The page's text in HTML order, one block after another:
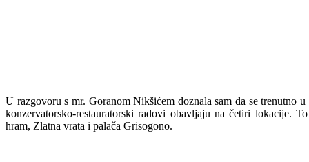
U razgovoru s mr. Goranom Nikšićem doznala sam da se trenutno
konzervatorsko-restauratorski radovi obavljaju na četiri lokacije.
hram, Zlatna vrata i palača Grisogono.